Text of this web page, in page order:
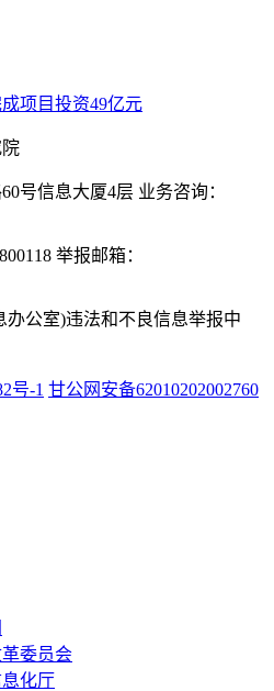
项目投资49亿元
号信息大厦4层 业务咨询：
举报邮箱：
公室)违法和不良信息举报中
号-1 甘公网安备62010202002760
委员会
化厅